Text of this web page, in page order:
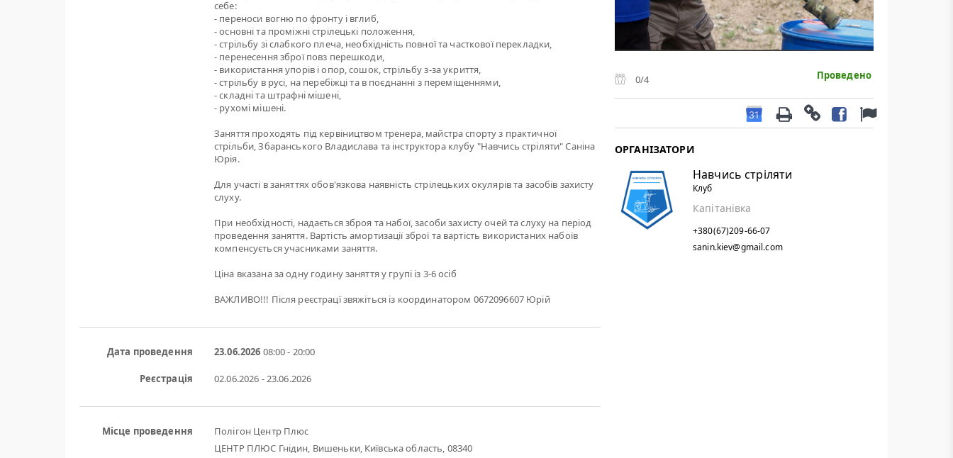
себе:
- переноси вогню по фронту і вглиб,
- основні та проміжні стрілецькі положення,
- стрільбу зі слабкого плеча, необхідність повної та часткової перекладки,
- перенесення зброї повз перешкоди,
- використання упорів і опор, сошок, стрільбу з-за укриття,
- стрільбу в русі, на перебіжці та в поєднанні з переміщеннями,
- складні та штрафні мішені,
- рухомі мішені.
Заняття проходять під кервіництвом тренера, майстра спорту з практичної
стрільби, Збаранського Владислава та інструктора клубу "Навчись стріляти" Саніна
Юрія.
Для участі в заняттях обов'язкова наявність стрілецьких окулярів та засобів захисту
слуху.
При необхідності, надається зброя та набої, засоби захисту очей та слуху на період
проведення заняття. Вартість амортизації зброї та вартість використаних набоїв
компенсується учасниками заняття.
Ціна вказана за одну годину заняття у групі із 3-6 осіб
ВАЖЛИВО!!! Після реєстрацї звяжіться із координатором 0672096607 Юрій
Дата проведення 23.06.2026 08:00 - 20:00
Реєстрація 02.06.2026 - 23.06.2026
Місце проведення
Полігон Центр Плюс
ЦЕНТР ПЛЮС Гнідин, Вишеньки, Київська область, 08340
0/4 Проведено
ОРГАНІЗАТОРИ
Навчись стріляти
Клуб
Капітанівка
+380(67)209-66-07
sanin.kiev@gmail.com